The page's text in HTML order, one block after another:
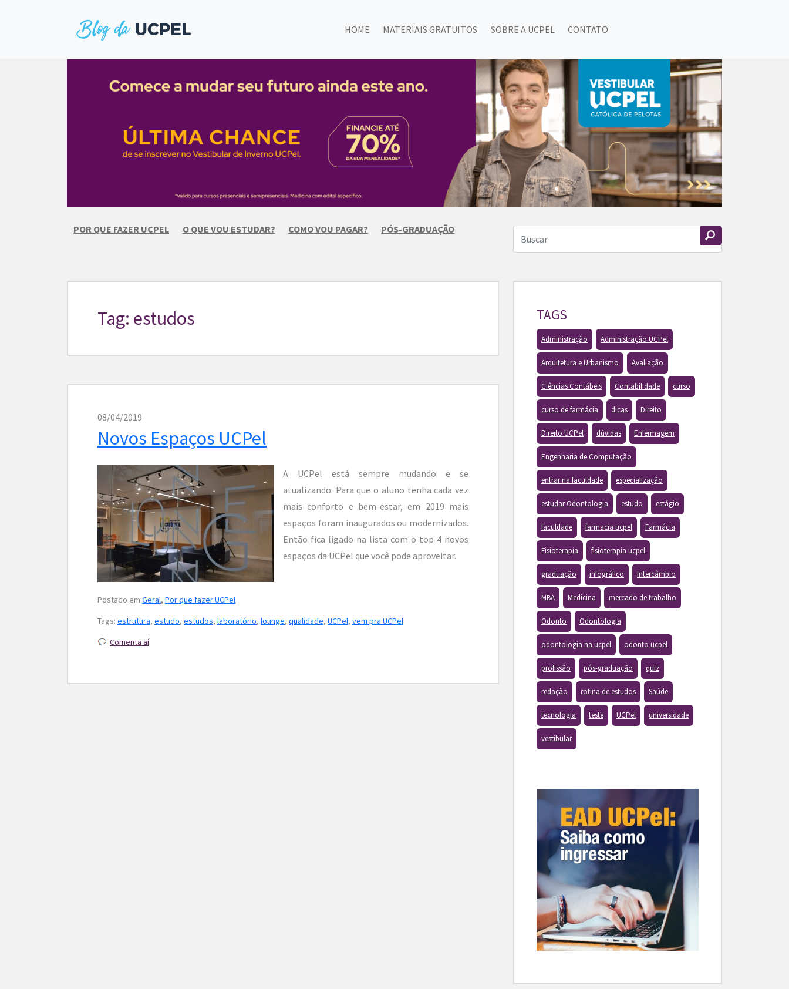
HOME MATERIAIS GRATUITOS SOBRE A UCPEL CONTATO
POR QUE FAZER UCPEL O QUE VOU ESTUDAR? COMO VOU PAGAR? PÓS-GRADUAÇÃO
Tag: estudos
08/04/2019
Novos Espaços UCPel
A UCPel está sempre mudando e se
atualizando. Para que o aluno tenha cada vez
mais conforto e bem-estar, em 2019 mais
espaços foram inaugurados ou modernizados.
Então fica ligado na lista com o top 4 novos
espaços da UCPel que você pode aproveitar.
Postado em Geral, Por que fazer UCPel
Tags: estrutura, estudo, estudos, laboratório, lounge, qualidade, UCPel, vem pra UCPel
Comenta aí
TAGS
Administração Administração UCPel
Arquitetura e Urbanismo Avaliação
Ciências Contábeis Contabilidade curso
curso de farmácia dicas Direito
Direito UCPel dúvidas Enfermagem
Engenharia de Computação
entrar na faculdade especialização
estudar Odontologia estudo estágio
faculdade farmacia ucpel Farmácia
Fisioterapia fisioterapia ucpel
graduação infográfico Intercâmbio
MBA Medicina mercado de trabalho
Odonto Odontologia
odontologia na ucpel odonto ucpel
profissão pós-graduação quiz
redação rotina de estudos Saúde
tecnologia teste UCPel universidade
vestibular